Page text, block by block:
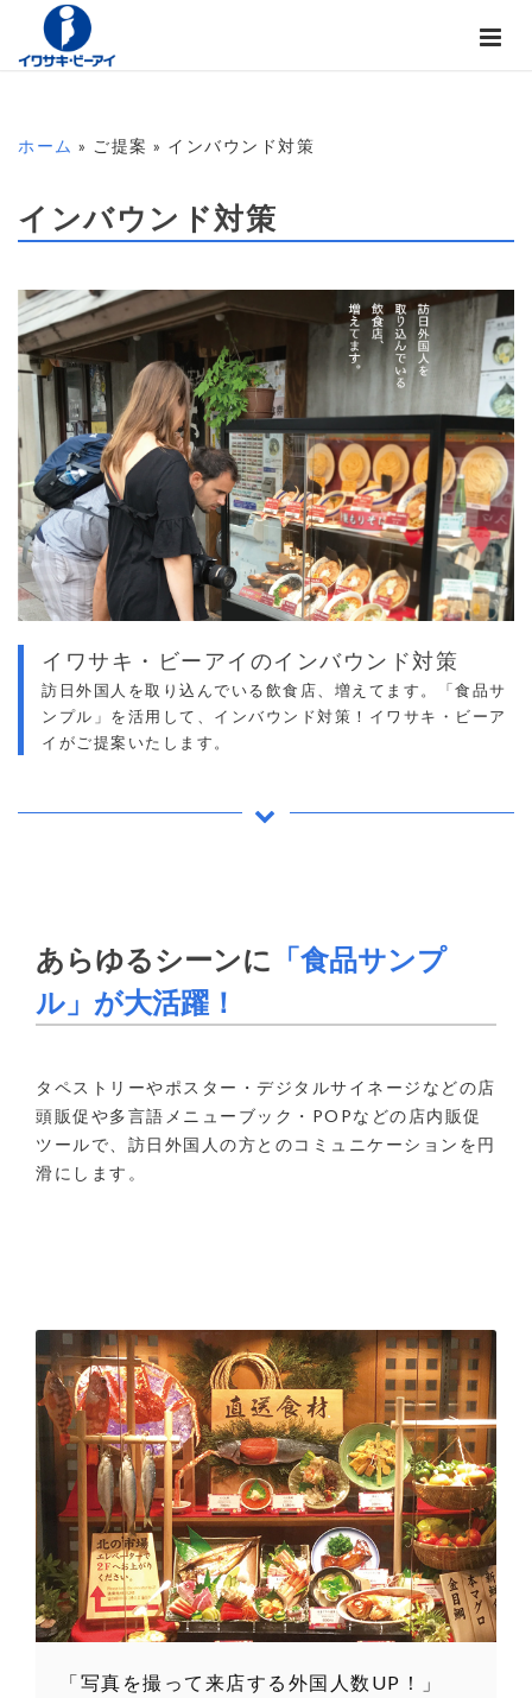
ホーム » ご提案 » インバウンド対策
インバウンド対策
イワサキ・ビーアイのインバウンド対策
訪日外国人を取り込んでいる飲食店、増えてます。「食品サ
ンプル」を活用して、インバウンド対策！イワサキ・ビーア
イがご提案いたします。
あらゆるシーンに 「食品サンプ
ル」が大活躍！
タペストリーやポスター・デジタルサイネージなどの店
頭販促や多言語メニューブック・POPなどの店内販促
ツールで、訪日外国人の方とのコミュニケーションを円
滑にします。
「写真を撮って来店する外国人数UP！」